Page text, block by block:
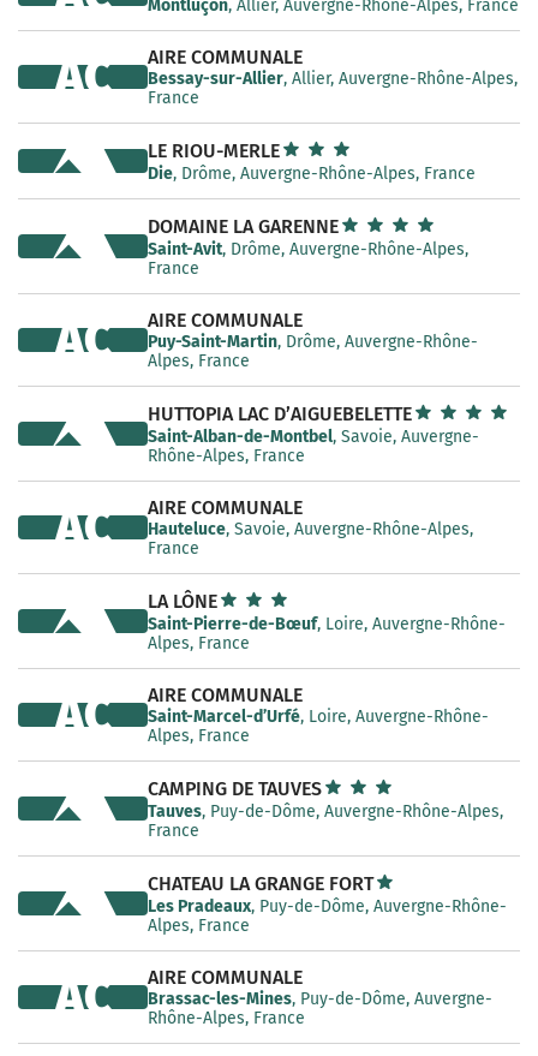
Montluçon, Allier, Auvergne-Rhône-Alpes, France
AIRE COMMUNALE
Bessay-sur-Allier, Allier, Auvergne-Rhône-Alpes,
France
AC
LE RIOU-MERLE
Die, Drôme, Auvergne-Rhône-Alpes, France
DOMAINE LA GARENNE
Saint-Avit, Drôme, Auvergne-Rhône-Alpes,
France
AIRE COMMUNALE
Puy-Saint-Martin, Drôme, Auvergne-Rhône-
Alpes, France
AC
HUTTOPIA LAC D’AIGUEBELETTE
Saint-Alban-de-Montbel, Savoie, Auvergne-
Rhône-Alpes, France
AIRE COMMUNALE
Hauteluce, Savoie, Auvergne-Rhône-Alpes,
France
AC
LA LÔNE
Saint-Pierre-de-Bœuf, Loire, Auvergne-Rhône-
Alpes, France
AIRE COMMUNALE
Saint-Marcel-d’Urfé, Loire, Auvergne-Rhône-
Alpes, France
AC
CAMPING DE TAUVES
Tauves, Puy-de-Dôme, Auvergne-Rhône-Alpes,
France
CHATEAU LA GRANGE FORT
Les Pradeaux, Puy-de-Dôme, Auvergne-Rhône-
Alpes, France
AIRE COMMUNALE
Brassac-les-Mines, Puy-de-Dôme, Auvergne-
Rhône-Alpes, France
AC